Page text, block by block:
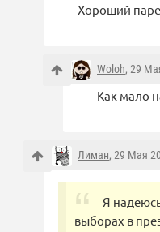
Хороший
Woloh, 29
Как мало
Лиман, 29 Мая
Я
выборах в